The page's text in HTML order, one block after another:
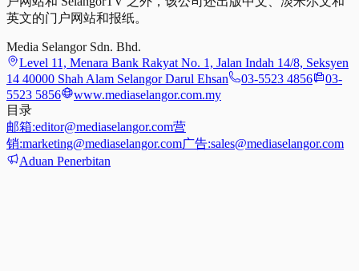
英文的门户网站和报纸。
Media Selangor Sdn. Bhd.
Level 11, Menara Bank Rakyat No. 1, Jalan Indah 14/8, Seksyen
14 40000 Shah Alam Selangor Darul Ehsan
03-5523 4856
03-
5523 5856
www.mediaselangor.com.my
目录
邮箱:editor@mediaselangor.com营
销:marketing@mediaselangor.com广告:sales@mediaselangor.com
Aduan Penerbitan